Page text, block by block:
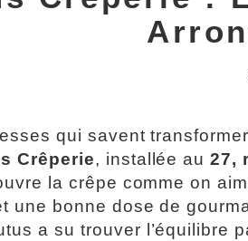
qui savent
Crêperie, installée au27,
la crêpe comme on
une bonne dose de
a su trouver l’équilibre